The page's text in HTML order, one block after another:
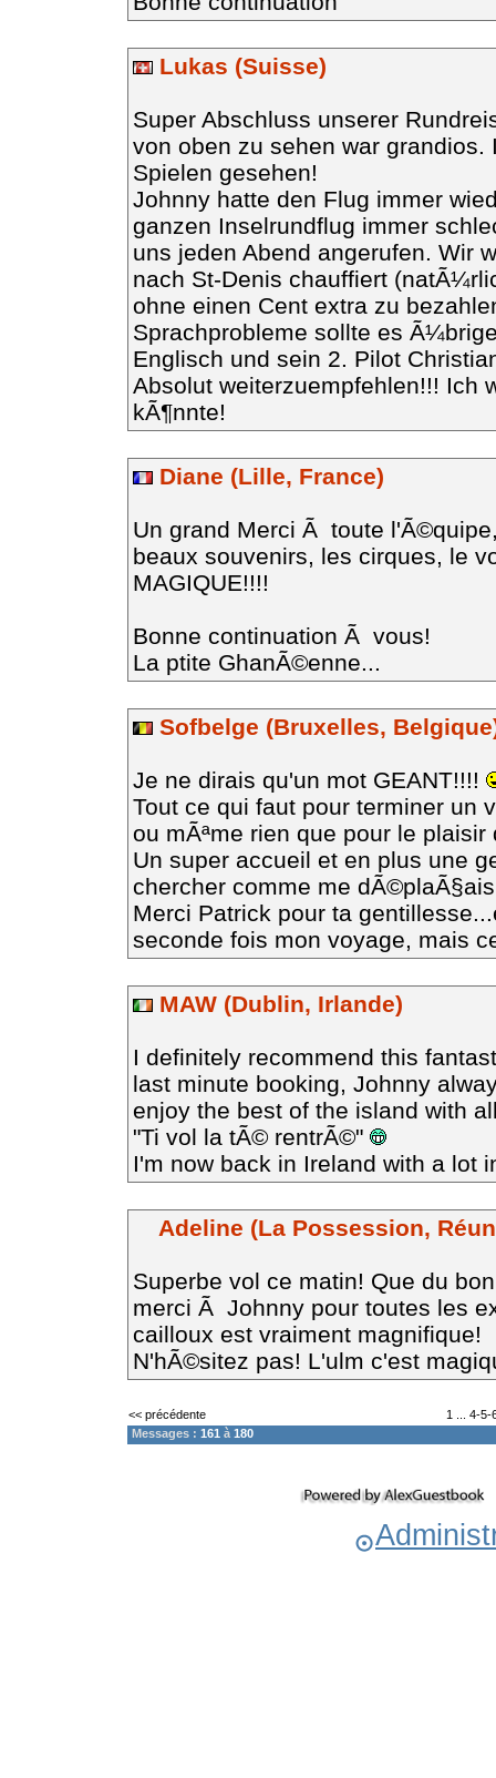
Lukas (Suisse)
Super Abschluss unserer
von oben zu sehen war
Spielen gesehen!
Johnny hatte den Flug immer
ganzen Inselrundflug immer
uns jeden Abend angerufen. Wir
nach St-Denis chauffiert
ohne einen Cent extra zu
Sprachprobleme sollte es
Englisch und sein 2. Pilot
Absolut weiterzuempfehlen!!! Ich
kÃ¶nnte!
Diane (Lille, France)
Un grand Merci Ã toute
beaux souvenirs, les cirques, le
MAGIQUE!!!!
Bonne continuation Ã vous!
La ptite GhanÃ©enne...
Sofbelge (Bruxelles,
Je ne dirais qu'un mot GEANT!!!!
Tout ce qui faut pour terminer un
ou mÃªme rien que pour le plaisir
Un super accueil et en plus une
chercher comme me
Merci Patrick pour ta
seconde fois mon voyage, mais
MAW (Dublin, Irlande)
I definitely recommend this
last minute booking, Johnny
enjoy the best of the island with
"Ti vol la tÃ© rentrÃ©"
I'm now back in Ireland with a lot
Adeline (La Possession,
Superbe vol ce matin! Que du
merci Ã Johnny pour toutes les
cailloux est vraiment magnifique!
N'hÃ©sitez pas! L'ulm c'est
<< précédente 1 4-5-
Messages : 161 à 180